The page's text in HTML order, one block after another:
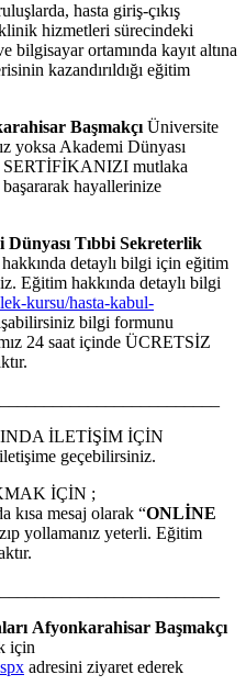
hasta giriş-çıkış
hizmetleri sürecindeki
ortamında kayıt altına
kazandırıldığı eğitim
Başmakçı Üniversite
yoksa Akademi Dünyası
SERTİFİKANIZI mutlaka
hayallerinize
Dünyası Tıbbi Sekreterlik
detaylı bilgi için eğitim
Eğitim hakkında detaylı bilgi
kursu/hasta-kabul-
bilgi formunu
24 saat içinde ÜCRETSİZ
İLETİŞİM İÇİN
geçebilirsiniz.
İÇİN ;
kısa mesaj olarak “ONLİNE
yollamanız yeterli. Eğitim
Afyonkarahisar Başmakçı
için
adresini ziyaret ederek